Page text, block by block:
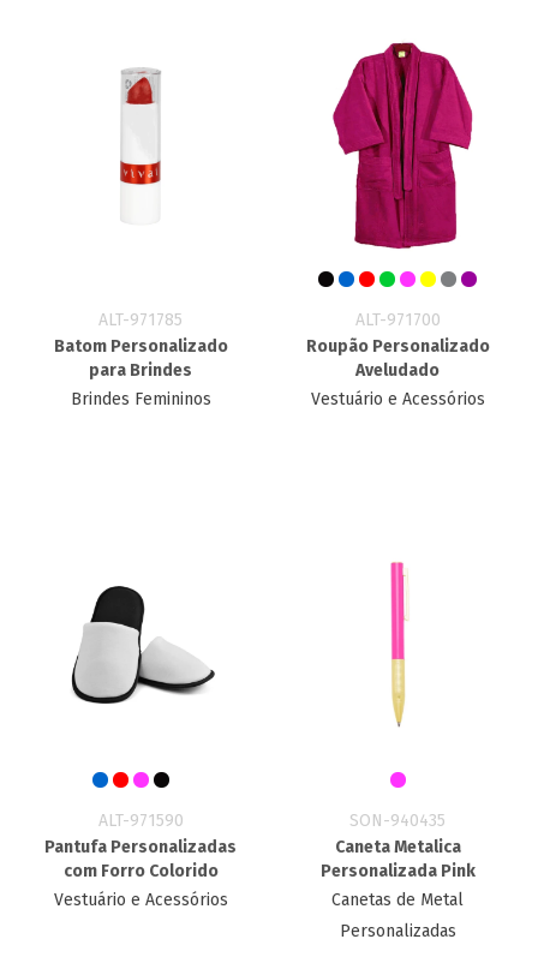
ALT-971785
Batom Personalizado
para Brindes
Brindes Femininos
ALT-971700
Roupão Personalizado
Aveludado
Vestuário e Acessórios
ALT-971590
Pantufa Personalizadas
com Forro Colorido
Vestuário e Acessórios
SON-940435
Caneta Metalica
Personalizada​ Pink
Canetas de Metal
Personalizadas